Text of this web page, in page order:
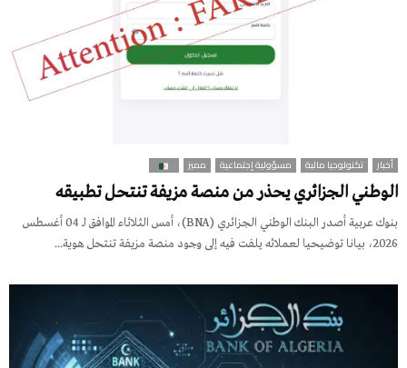
أخبار تكنولوجيا مالية مسؤولية إجتماعية مميز
الوطني الجزائري يحذر من منصة مزيفة تنتحل تطبيقه
بنوك عربية أصدر البنك الوطني الجزائري (BNA)، أمس الثلاثاء الموافق لـ 04 أغسطس
2026، بيانا توضيحيا لعملائه يلفت فيه إلى وجود منصة مزيفة تنتحل هوية...